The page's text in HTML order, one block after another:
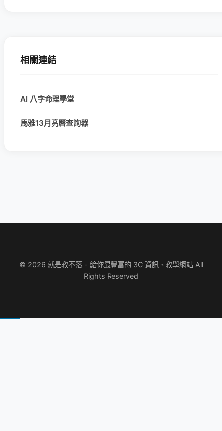
相關連結
AI 八字命理學堂
馬雅13月亮曆查詢器
© 2026 就是教不落 - 給你最豐富的 3C 資訊、教學網站 All
Rights Reserved